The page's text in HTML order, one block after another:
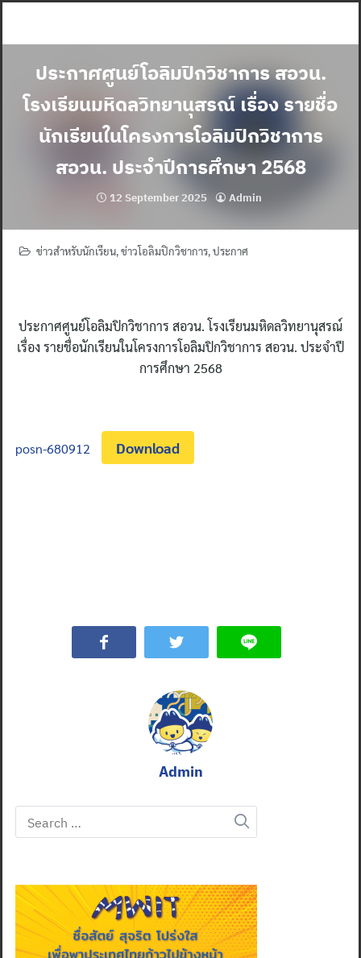
ประกาศศูนย์โอลิมปิกวิชาการ สอวน.
โรงเรียนมหิดลวิทยานุสรณ์ เรื่อง รายชื่อ
นักเรียนในโครงการโอลิมปิกวิชาการ
สอวน. ประจำปีการศึกษา 2568
12 September 2025 Admin
ข่าวสำหรับนักเรียน,ข่าวโอลิมปิกวิชาการ,ประกาศ
ประกาศศูนย์โอลิมปิกวิชาการ สอวน. โรงเรียนมหิดลวิทยานุสรณ์
เรื่อง รายชื่อนักเรียนในโครงการโอลิมปิกวิชาการ สอวน. ประจำปี
การศึกษา 2568
posn-680912 Download
Admin
Search
for: